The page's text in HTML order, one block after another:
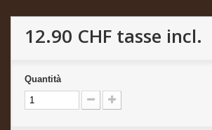
12.90 CHF tasse incl.
Quantità